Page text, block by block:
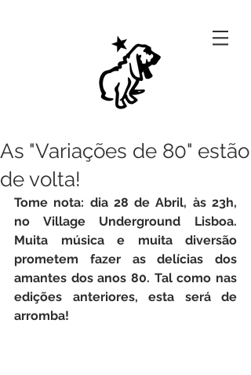
As "Variações de 80" estão
de volta!
Tome nota: dia 28 de Abril, às 23h,
no Village Underground Lisboa.
Muita música e muita diversão
prometem fazer as delícias dos
amantes dos anos 80. Tal como nas
edições anteriores, esta será de
arromba!